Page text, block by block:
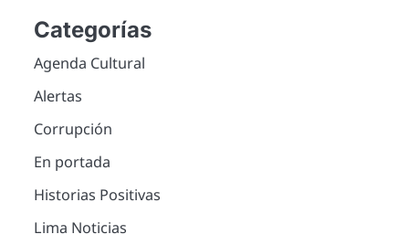
Categorías
Agenda Cultural
Alertas
Corrupción
En portada
Historias Positivas
Lima Noticias